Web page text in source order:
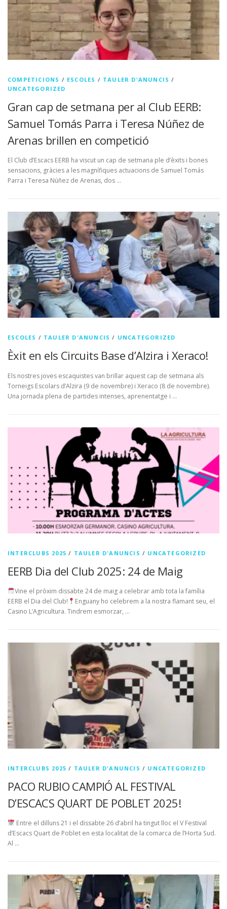
COMPETICIONS / ESCOLES / TAULER D'ANUNCIS /
UNCATEGORIZED
Gran cap de setmana per al Club EERB:
Samuel Tomás Parra i Teresa Núñez de
Arenas brillen en competició
El Club d’Escacs EERB ha viscut un cap de setmana ple d’èxits i bones
sensacions, gràcies a les magnífiques actuacions de Samuel Tomás
Parra i Teresa Núñez de Arenas, dos …
ESCOLES / TAULER D'ANUNCIS / UNCATEGORIZED
Èxit en els Circuits Base d’Alzira i Xeraco!
Els nostres joves escaquistes van brillar aquest cap de setmana als
Torneigs Escolars d’Alzira (9 de novembre) i Xeraco (8 de novembre).
Una jornada plena de partides intenses, aprenentatge i …
INTERCLUBS 2025 / TAULER D'ANUNCIS / UNCATEGORIZED
EERB Dia del Club 2025: 24 de Maig
Vine el pròxim dissabte 24 de maig a celebrar amb tota la família
EERB el Dia del Club!
Enguany ho celebrem a la nostra flamant seu, el
Casino L’Agricultura. Tindrem esmorzar, …
INTERCLUBS 2025 / TAULER D'ANUNCIS / UNCATEGORIZED
PACO RUBIO CAMPIÓ AL FESTIVAL
D’ESCACS QUART DE POBLET 2025!
Entre el dilluns 21 i el dissabte 26 d’abril ha tingut lloc el V Festival
d’Escacs Quart de Poblet en esta localitat de la comarca de l’Horta Sud.
Al …